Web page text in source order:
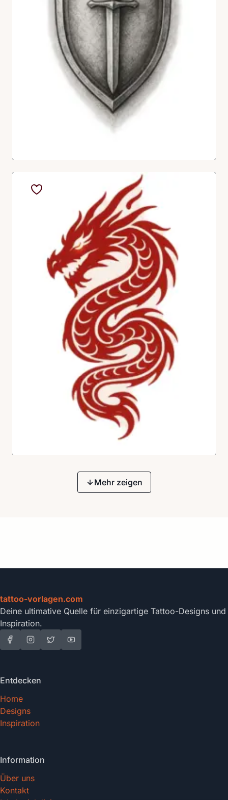
Mehr zeigen
tattoo-vorlagen.com
Deine ultimative Quelle für einzigartige Tattoo-Designs und
Inspiration.
Entdecken
Home
Designs
Inspiration
Information
Über uns
Kontakt